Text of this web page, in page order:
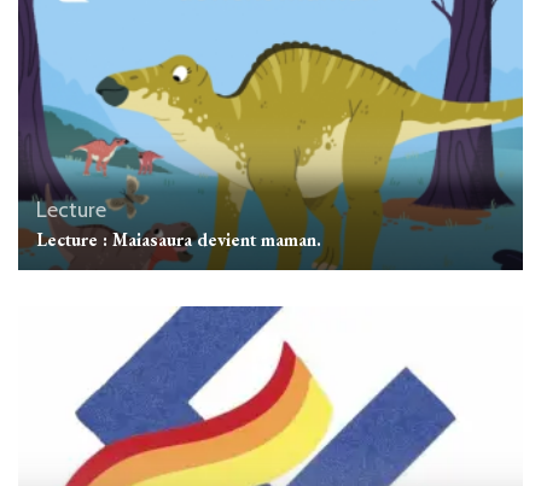
Lecture
Lecture : Maiasaura devient maman.